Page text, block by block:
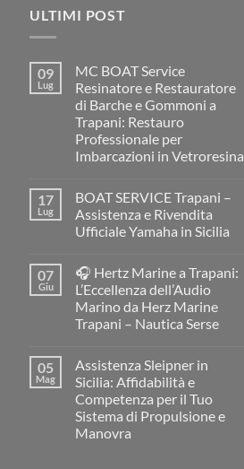
ULTIMI POST
09
Lug
MC BOAT Service
Resinatore e Restauratore
di Barche e Gommoni a
Trapani: Restauro
Professionale per
Imbarcazioni in Vetroresina
su
MC
BOAT
Service
Restauratore
di
Barche
e
Gommoni
Professionale
per
Imbarcazioni
in
Vetroresina
17
Lug
BOAT SERVICE Trapani –
Assistenza e Rivendita
Ufficiale Yamaha in Sicilia
su
BOAT
SERVICE
Trapani
–
Assistenza
Ufficiale
Yamaha
in
Sicilia
07
Giu
🎧 Hertz Marine a Trapani:
L’Eccellenza dell’Audio
Marino da Herz Marine
Trapani – Nautica Serse
su
🎧
Hertz
Marine
a
Trapani:
L’Eccellenza
05
Mag
Assistenza Sleipner in
Sicilia: Affidabilità e
Competenza per il Tuo
Sistema di Propulsione e
Manovra